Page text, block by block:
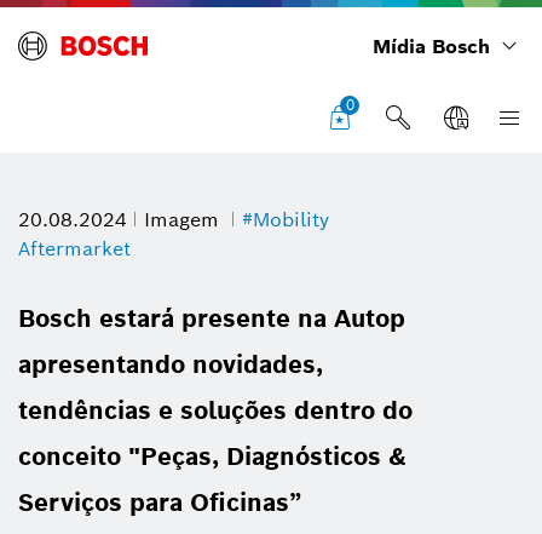
Mídia Bosch
0
20.08.2024 Imagem
#Mobility
Aftermarket
Bosch estará presente na Autop
apresentando novidades,
tendências e soluções dentro do
conceito "Peças, Diagnósticos &
Serviços para Oficinas”